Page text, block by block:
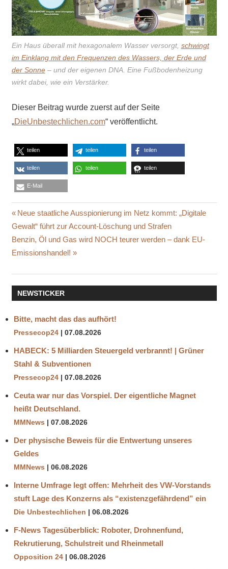
Ein Haus überall mit hexagonalem Wasser versorgt, schwingt
im Einklang mit den Frequenzen des Wassers, der Erde und
der Sonne– und der eigenen DNA. Eine Fußbodenheizung
wirkt dabei, wie ein Verstärker.
Dieser Beitrag wurde zuerst auf der Seite
„DieUnbestechlichen.com“ veröffentlicht.
teilen teilen teilen
teilen teilen teilen
E-Mail
BRÜSTE
GENDER
IRRUNGEN
GESELLSCHAFT
MUSEUM
MANN
Beitragsnavigation
Vorheriger
Beitrag:
Neue staatliche Ausspionierung im Netz kommt: „Digitale
Gewalt“ führt zur Account-Löschung und Strafen
Nächster
Beitrag:
Benzin, Öl und Gas wird NOCH teurer werden – dank EU-
Emissionshandel!
NEWSTICKER
Bitte, macht das das aufhört!
Pressecop24 07.08.2026
HABECK: 5 Milliarden Steuergeld verbrannt! | Grüner
Stahl & Subventionen
Pressecop24 07.08.2026
Ceuta war nur das Vorspiel. Der eigentliche Magnet
heißt Deutschland.
MMNews 07.08.2026
Der physische Beweis für die Entwertung unseres
Geldes
MMNews 06.08.2026
Interne Umfrage legt offen: Mehrheit des VW-Vorstands
stuft Lage des Konzerns als “existenzgefährdend” ein
Die Unbestechlichen 06.08.2026
F-News Tagesüberblick: Roboter, Drohnenfund,
Rekrutierung, Schulstreit und Rheinmetall
Opposition 24 06.08.2026